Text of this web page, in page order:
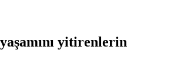
yitirenlerin